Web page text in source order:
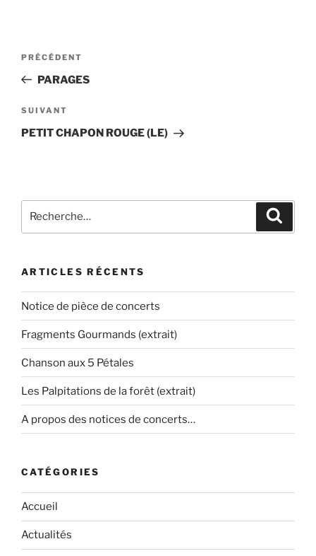
Navigation
l’article
Article
précédent
PRÉCÉDENT
PARAGES
Article
suivant
SUIVANT
PETIT CHAPON ROUGE (LE)
pour
ARTICLES RÉCENTS
Notice de pièce de concerts
Fragments Gourmands (extrait)
Chanson aux 5 Pétales
Les Palpitations de la forêt (extrait)
A propos des notices de concerts…
CATÉGORIES
Accueil
Actualités